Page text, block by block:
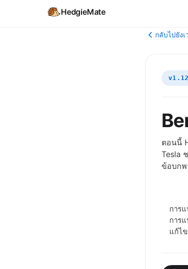
HedgieMate
กลับไปยัง
ตอนนี้
Tesla
ข้อบกพ
การ
การ
แก้ไ